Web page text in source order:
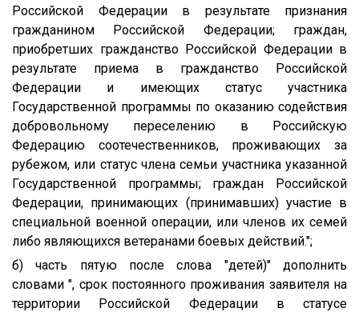
Российской Федерации в результате признания
гражданином Российской Федерации; граждан,
приобретших гражданство Российской Федерации в
результате приема в гражданство Российской
Федерации и имеющих статус участника
Государственной программы по оказанию содействия
добровольному переселению в Российскую
Федерацию соотечественников, проживающих за
рубежом, или статус члена семьи участника указанной
Государственной программы; граждан Российской
Федерации, принимающих (принимавших) участие в
специальной военной операции, или членов их семей
либо являющихся ветеранами боевых действий.";
б) часть пятую после слова "детей)" дополнить
словами ", срок постоянного проживания заявителя на
территории Российской Федерации в статусе